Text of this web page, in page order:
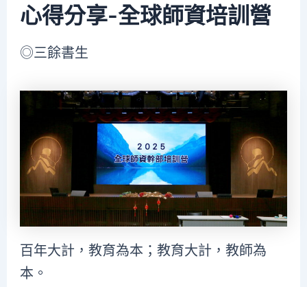
心得分享-全球師資培訓營
◎三餘書生
百年大計，教育為本；教育大計，教師為
本。